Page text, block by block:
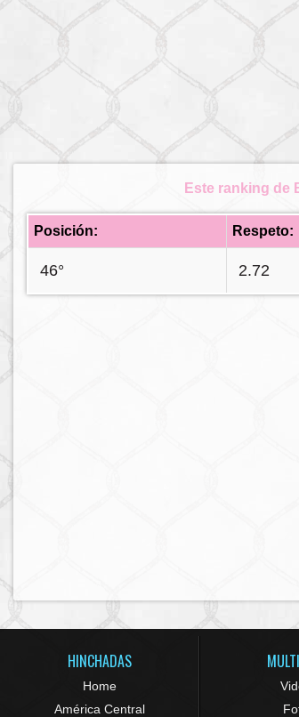
Este ranking de
Posición: Respeto:
46° 2.72
HINCHADAS
Home
América Central